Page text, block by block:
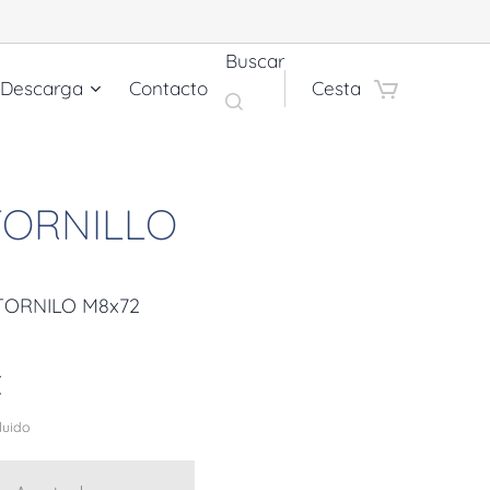
Contacto
Buscar
Cesta
M8x72